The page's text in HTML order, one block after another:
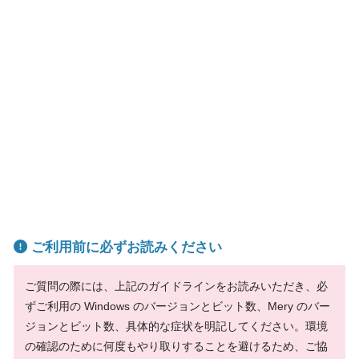
ご利用前に必ずお読みください
ご質問の際には、上記のガイドラインをお読みいただき、必
ずご利用の Windows のバージョンとビット数、Mery のバー
ジョンとビット数、具体的な症状を明記してください。環境
の確認のために何度もやり取りすることを避けるため、ご協